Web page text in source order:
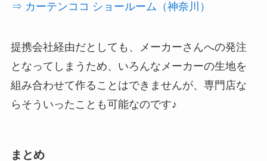
⇒ カーテンココ ショールーム（神奈川）
提携会社経由だとしても、メーカーさんへの発注
となってしまうため、 いろんなメーカーの生地を
組み合わせて作ることはできませんが、専門店な
らそういったことも可能なのです♪
まとめ